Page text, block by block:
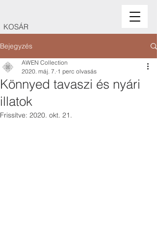
KOSÁR
Bejegyzés
Könnyed tavaszi és nyári
illatok
AWEN Collection
2020. máj. 7. 1 perc olvasás
Frissítve: 2020. okt. 21.